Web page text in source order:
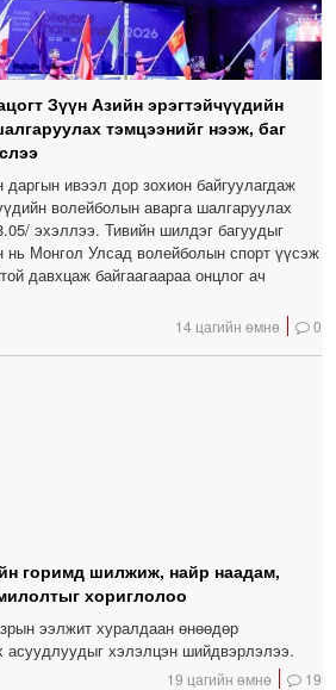
Зүүн Азийн эрэгтэйчүүдийн
тэмцээнийг нээж, баг
ивээл дор зохион байгуулагдаж
волейболын аварга шалгаруулах
эхэллээ. Тивийн шилдэг багуудыг
нь Монгол Улсад волейболын спорт үүсэж
давхцаж байгаагаараа онцлог ач
14 цагийн өмнө 0
горимд шилжиж, найр наадам,
хориглолоо
ээлжит хуралдаан өнөөдөр
асуудлуудыг хэлэлцэн шийдвэрлэлээ.
19 цагийн өмнө 19